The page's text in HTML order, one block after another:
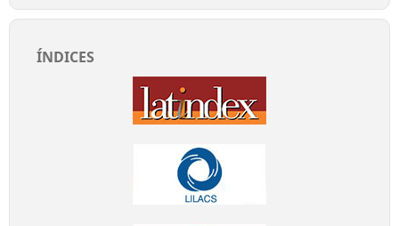
ÍNDICES